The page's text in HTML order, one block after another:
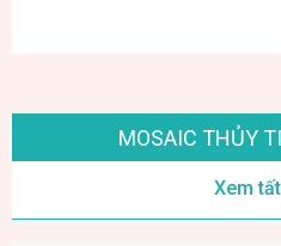
MOSAIC THỦY
Xem